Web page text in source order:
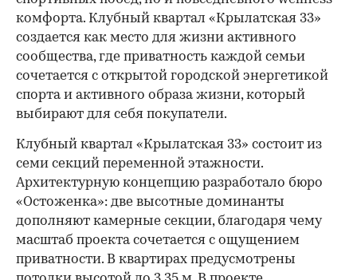
комфорта. Клубный квартал «Крылатская 33»
создается как место для жизни активного
сообщества, где приватность каждой семьи
сочетается с открытой городской энергетикой
спорта и активного образа жизни, который
выбирают для себя покупатели.
Клубный квартал «Крылатская 33» состоит из
семи секций переменной этажности.
Архитектурную концепцию разработало бюро
«Остоженка»: две высотные доминанты
дополняют камерные секции, благодаря чему
масштаб проекта сочетается с ощущением
приватности. В квартирах предусмотрены